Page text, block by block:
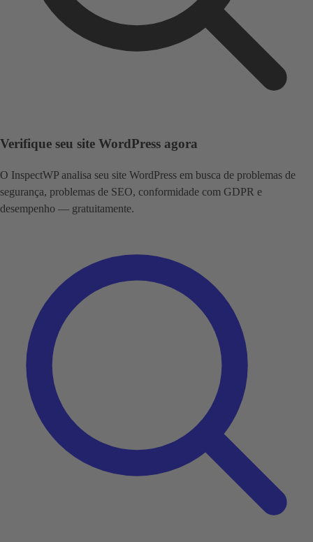
Verifique seu site WordPress agora
O InspectWP analisa seu site WordPress em busca de problemas de
segurança, problemas de SEO, conformidade com GDPR e
desempenho — gratuitamente.